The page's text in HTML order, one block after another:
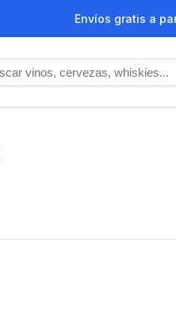
Envíos gratis a